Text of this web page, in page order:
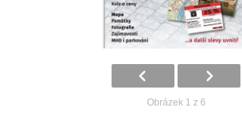
Obrázek 1 z 6